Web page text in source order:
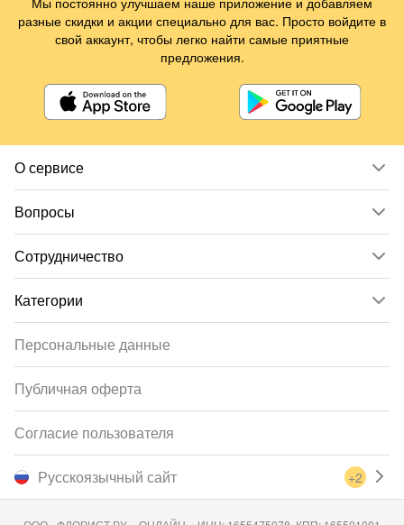
О сервисе
Вопросы
Сотрудничество
Категории
Русскоязычный сайт +2
Персональные данные
Публичная оферта
Согласие пользователя
разные скидки и акции специально для вас. Просто войдите в
свой аккаунт, чтобы легко найти самые приятные
предложения.